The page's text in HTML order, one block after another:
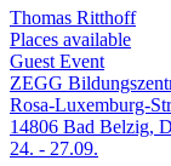
Thomas Ritthoff
Places available
Guest Event
ZEGG
Rosa-Luxemburg-
14806 Bad Belzig,
24. - 27.09.